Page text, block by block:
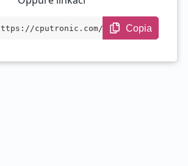
cputronic.com/it/cpu/in
Copia